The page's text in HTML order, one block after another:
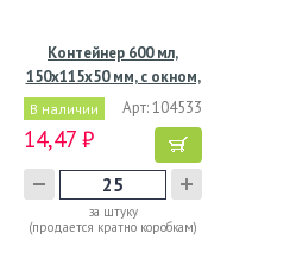
Контейнер 600 мл,
150х115х50 мм, с окном,
В наличии Арт: 104533
14,47 ₽
за штуку
(продается кратно коробкам)